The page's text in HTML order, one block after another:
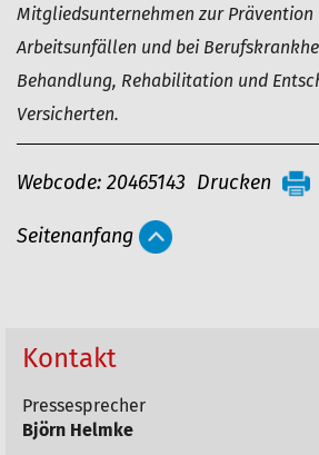
Mitgliedsunternehmen zur Prävention
Arbeitsunfällen und bei
Behandlung, Rehabilitation und
Versicherten.
A
t
e
a
Webcode: 20465143 Drucken
Seitenanfang
Kontakt
Pressesprecher
Björn Helmke